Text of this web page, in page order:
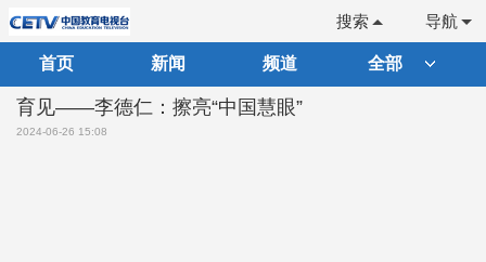
导航
搜索
首页 新闻 频道 全部
育见——李德仁：擦亮“中国慧眼”
2024-06-26 15:08